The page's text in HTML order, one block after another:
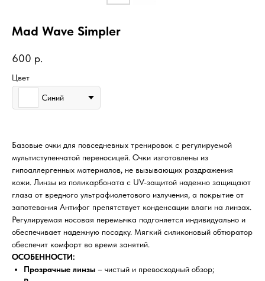
Mad Wave Simpler
600 р.
Цвет
Синий
Базовые очки для повседневных тренировок с регулируемой
мультиступенчатой переносицей. Очки изготовлены из
гипоаллергенных материалов, не вызывающих раздражения
кожи. Линзы из поликарбоната с UV-защитой надежно защищают
глаза от вредного ультрафиолетового излучения, а покрытие от
запотевания Антифог препятствует конденсации влаги на линзах.
Регулируемая носовая перемычка подгоняется индивидуально и
обеспечивает надежную посадку. Мягкий силиконовый обтюратор
обеспечит комфорт во время занятий.
ОСОБЕННОСТИ:
Прозрачные линзы – чистый и превосходный обзор;